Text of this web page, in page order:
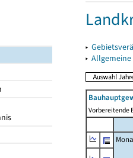
▸
▸
Vorbereitende